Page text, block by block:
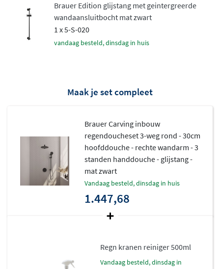
De ingebouwdethermostaatkraanhoudt de
watertemperatuur constant, ook als elders in huis water
wordt gebruikt. Hierdoor voorkom je vervelende
uitstraling krijgt. De thermostaat is voorzien van
Brauer Edition glijstang met geintergreerde
wandaansluitbocht mat zwart
1 x 5-S-020
vandaag besteld, dinsdag in huis
Maak je set compleet
Brauer Carving inbouw
regendoucheset 3-weg rond - 30cm
hoofddouche - rechte wandarm - 3
standen handdouche - glijstang -
mat zwart
vandaag besteld, dinsdag in huis
1.447,68
Regn kranen reiniger 500ml
vandaag besteld, dinsdag in